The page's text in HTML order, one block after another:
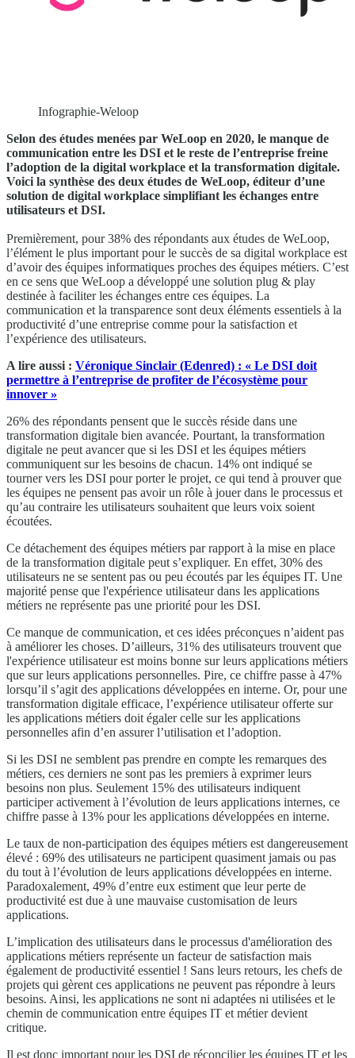
Infographie-Weloop
Selon des études menées par WeLoop en 2020, le manque de
communication entre les DSI et le reste de l’entreprise freine
l’adoption de la digital workplace et la transformation digitale.
Voici la synthèse des deux études de WeLoop, éditeur d’une
solution de digital workplace simplifiant les échanges entre
utilisateurs et DSI.
Premièrement, pour 38% des répondants aux études de WeLoop,
l’élément le plus important pour le succès de sa digital workplace est
d’avoir des équipes informatiques proches des équipes métiers. C’est
en ce sens que WeLoop a développé une solution plug & play
destinée à faciliter les échanges entre ces équipes. La
communication et la transparence sont deux éléments essentiels à la
productivité d’une entreprise comme pour la satisfaction et
l’expérience des utilisateurs.
A lire aussi : Véronique Sinclair (Edenred) : « Le DSI doit
permettre à l’entreprise de profiter de l’écosystème pour
innover »
26% des répondants pensent que le succès réside dans une
transformation digitale bien avancée. Pourtant, la transformation
digitale ne peut avancer que si les DSI et les équipes métiers
communiquent sur les besoins de chacun. 14% ont indiqué se
tourner vers les DSI pour porter le projet, ce qui tend à prouver que
les équipes ne pensent pas avoir un rôle à jouer dans le processus et
qu’au contraire les utilisateurs souhaitent que leurs voix soient
écoutées.
Ce détachement des équipes métiers par rapport à la mise en place
de la transformation digitale peut s’expliquer. En effet, 30% des
utilisateurs ne se sentent pas ou peu écoutés par les équipes IT. Une
majorité pense que l'expérience utilisateur dans les applications
métiers ne représente pas une priorité pour les DSI.
Ce manque de communication, et ces idées préconçues n’aident pas
à améliorer les choses. D’ailleurs, 31% des utilisateurs trouvent que
l'expérience utilisateur est moins bonne sur leurs applications métiers
que sur leurs applications personnelles. Pire, ce chiffre passe à 47%
lorsqu’il s’agit des applications développées en interne. Or, pour une
transformation digitale efficace, l’expérience utilisateur offerte sur
les applications métiers doit égaler celle sur les applications
personnelles afin d’en assurer l’utilisation et l’adoption.
Si les DSI ne semblent pas prendre en compte les remarques des
métiers, ces derniers ne sont pas les premiers à exprimer leurs
besoins non plus. Seulement 15% des utilisateurs indiquent
participer activement à l’évolution de leurs applications internes, ce
chiffre passe à 13% pour les applications développées en interne.
Le taux de non-participation des équipes métiers est dangereusement
élevé : 69% des utilisateurs ne participent quasiment jamais ou pas
du tout à l’évolution de leurs applications développées en interne.
Paradoxalement, 49% d’entre eux estiment que leur perte de
productivité est due à une mauvaise customisation de leurs
applications.
L’implication des utilisateurs dans le processus d'amélioration des
applications métiers représente un facteur de satisfaction mais
également de productivité essentiel ! Sans leurs retours, les chefs de
projets qui gèrent ces applications ne peuvent pas répondre à leurs
besoins. Ainsi, les applications ne sont ni adaptées ni utilisées et le
chemin de communication entre équipes IT et métier devient
critique.
Il est donc important pour les DSI de réconcilier les équipes IT et les